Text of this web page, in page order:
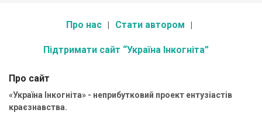
Про нас Стати автором
Підтримати сайт “Україна Інкогніта”
Про сайт
«Україна Інкогніта» - неприбутковий проект ентузіастів
краєзнавства.